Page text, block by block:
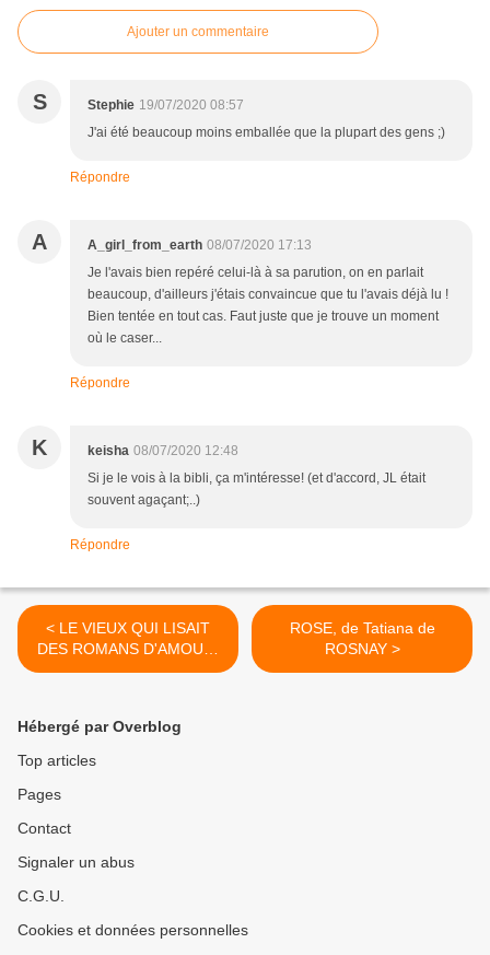
Ajouter un commentaire
S Stephie 19/07/2020 08:57
J'ai été beaucoup moins emballée que la plupart des gens ;)
Répondre
A A_girl_from_earth 08/07/2020 17:13
Je l'avais bien repéré celui-là à sa parution, on en parlait
beaucoup, d'ailleurs j'étais convaincue que tu l'avais déjà lu !
Bien tentée en tout cas. Faut juste que je trouve un moment
où le caser...
Répondre
K keisha 08/07/2020 12:48
Si je le vois à la bibli, ça m'intéresse! (et d'accord, JL était
souvent agaçant;..)
Répondre
< LE VIEUX QUI LISAIT
DES ROMANS D'AMOUR,
de Luis SEPULVEDA
ROSE, de Tatiana de
ROSNAY >
Hébergé par Overblog
Top articles
Pages
Contact
Signaler un abus
C.G.U.
Cookies et données personnelles